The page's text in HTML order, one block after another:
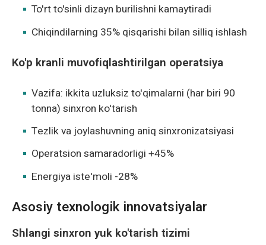
To'rt to'sinli dizayn burilishni kamaytiradi
Chiqindilarning 35% qisqarishi bilan silliq ishlash
Ko'p kranli muvofiqlashtirilgan operatsiya
Vazifa: ikkita uzluksiz to'qimalarni (har biri 90
tonna) sinxron ko'tarish
Tezlik va joylashuvning aniq sinxronizatsiyasi
Operatsion samaradorligi +45%
Energiya iste'moli -28%
Asosiy texnologik innovatsiyalar
Shlangi sinxron yuk ko'tarish tizimi